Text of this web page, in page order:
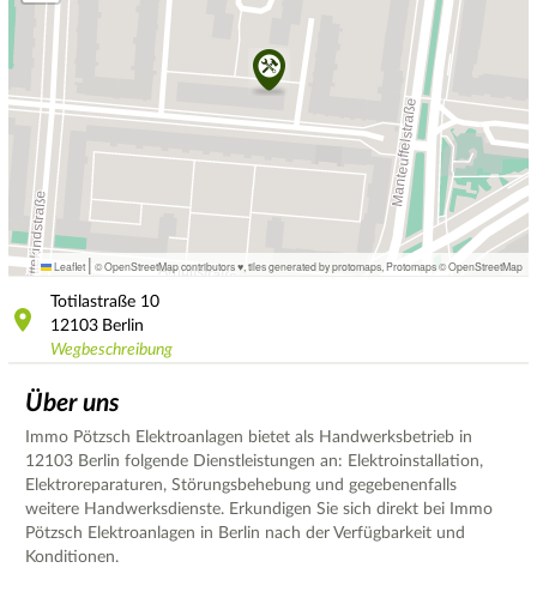
Leaflet | © OpenStreetMap contributors ♥, tiles generated by protomaps Protomaps©OpenStreetMap
Totilastraße 10
12103 Berlin
Wegbeschreibung
Über uns
Immo Pötzsch Elektroanlagen bietet als Handwerksbetrieb in
12103 Berlin folgende Dienstleistungen an: Elektroinstallation,
Elektroreparaturen, Störungsbehebung und gegebenenfalls
weitere Handwerksdienste. Erkundigen Sie sich direkt bei Immo
Pötzsch Elektroanlagen in Berlin nach der Verfügbarkeit und
Konditionen.